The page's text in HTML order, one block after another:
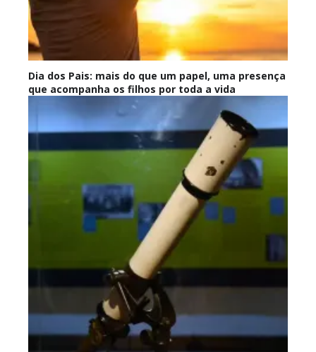
Dia dos Pais: mais do que um papel, uma presença
que acompanha os filhos por toda a vida